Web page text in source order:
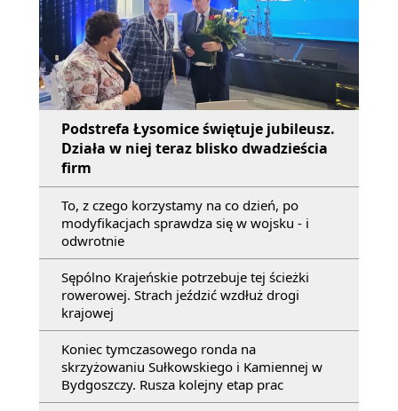
Podstrefa Łysomice świętuje jubileusz.
Działa w niej teraz blisko dwadzieścia
firm
To, z czego korzystamy na co dzień, po
modyfikacjach sprawdza się w wojsku - i
odwrotnie
Sępólno Krajeńskie potrzebuje tej ścieżki
rowerowej. Strach jeździć wzdłuż drogi
krajowej
Koniec tymczasowego ronda na
skrzyżowaniu Sułkowskiego i Kamiennej w
Bydgoszczy. Rusza kolejny etap prac